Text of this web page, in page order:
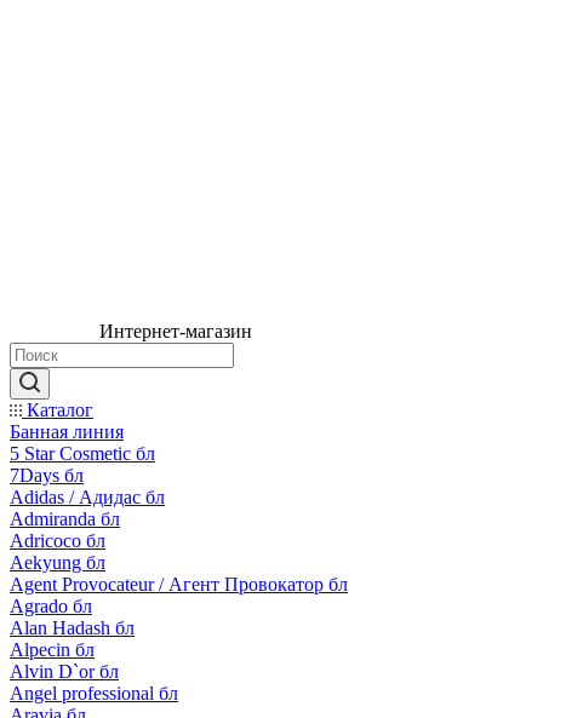
Интернет-магазин
Каталог
Банная линия
5 Star Cosmetic бл
7Days бл
Adidas / Адидас бл
Admiranda бл
Adricoco бл
Aekyung бл
Agent Provocateur / Агент Провокатор бл
Agrado бл
Alan Hadash бл
Alpecin бл
Alvin D`or бл
Angel professional бл